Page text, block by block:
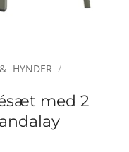
-HYNDER /
med 2